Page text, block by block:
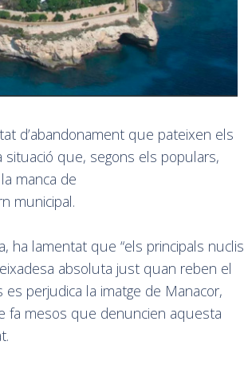
d’abandonament que pateixen els
situació que, segons els populars,
manca de
municipal.
ha lamentat que “els principals nuclis
absoluta just quan reben el
es perjudica la imatge de Manacor,
fa mesos que denuncien aquesta